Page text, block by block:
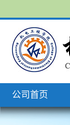
公司首页